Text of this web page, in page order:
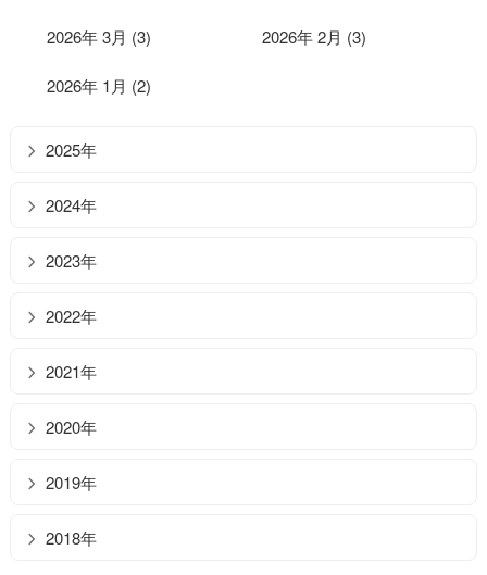
2026年 3月 (3) 2026年 2月 (3)
2026年 1月 (2)
2025年
2024年
2023年
2022年
2021年
2020年
2019年
2018年